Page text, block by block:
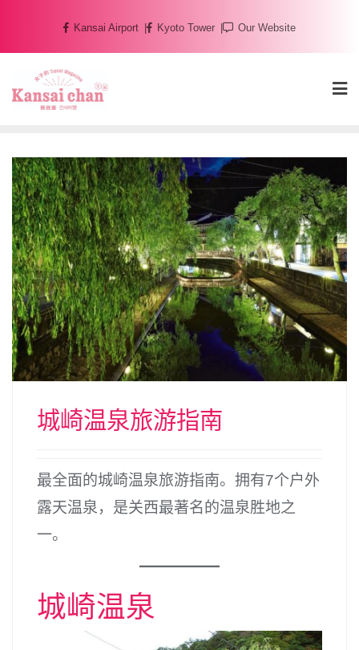
content
Kansai Airport Kyoto Tower Our Website
城崎温泉旅游指南
最全面的城崎温泉旅游指南。拥有7个户外
露天温泉，是关西最著名的温泉胜地之
一。
城崎温泉